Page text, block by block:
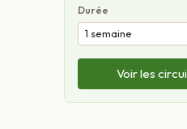
Durée
Voir les